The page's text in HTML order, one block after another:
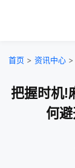
首页 > 资讯中心 >
把握时机!
何